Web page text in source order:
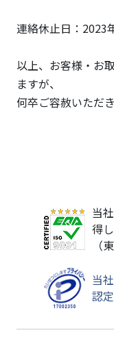
連絡休止日：2023
以上、お客様・お
ますが、
何卒ご容赦いただ
当
得
（
当
認